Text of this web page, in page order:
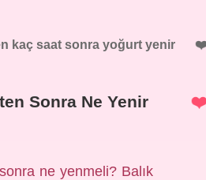
kaç saat sonra yoğurt yenir
Sonra Ne Yenir
ne yenmeli? Balık